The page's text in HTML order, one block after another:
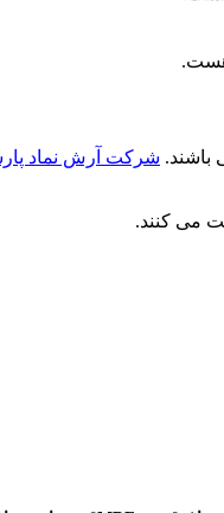
شرکت آرش نماد
می کنند.